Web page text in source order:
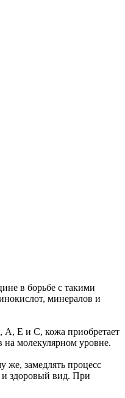
в борьбе с такими
минералов и
А, Е и С, кожа приобретает
на молекулярном уровне.
замедлять процесс
и здоровый вид. При